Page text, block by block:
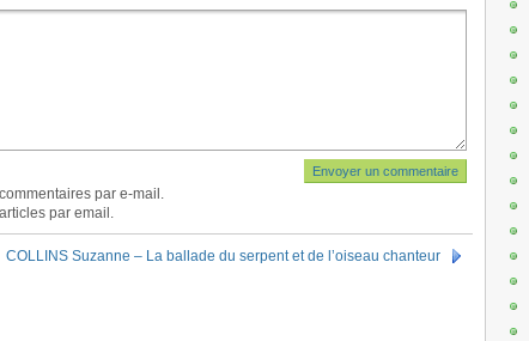
par e-mail.
par email.
COLLINS Suzanne – La ballade du serpent et de l’oiseau chanteur